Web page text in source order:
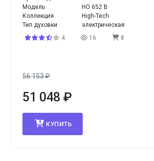
Модель
HO 652 B
Коллекция
High-Tech
Тип духовки
электрическая
4
16 8
56 153₽
51 048 ₽
КУПИТЬ